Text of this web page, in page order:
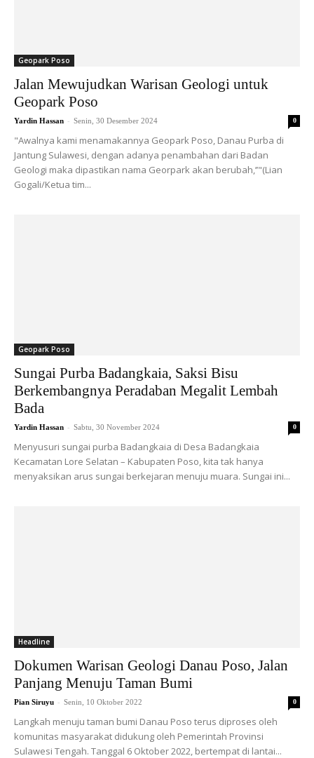
Geopark Poso
Jalan Mewujudkan Warisan Geologi untuk
Geopark Poso
Yardin Hassan - Senin, 30 Desember 2024 0
"Awalnya kami menamakannya Geopark Poso, Danau Purba di
Jantung Sulawesi, dengan adanya penambahan dari Badan
Geologi maka dipastikan nama Georpark akan berubah,’’"(Lian
Gogali/Ketua tim...
Geopark Poso
Sungai Purba Badangkaia, Saksi Bisu
Berkembangnya Peradaban Megalit Lembah
Bada
Yardin Hassan - Sabtu, 30 November 2024 0
Menyusuri sungai purba Badangkaia di Desa Badangkaia
Kecamatan Lore Selatan – Kabupaten Poso, kita tak hanya
menyaksikan arus sungai berkejaran menuju muara. Sungai ini...
Headline
Dokumen Warisan Geologi Danau Poso, Jalan
Panjang Menuju Taman Bumi
Pian Siruyu - Senin, 10 Oktober 2022 0
Langkah menuju taman bumi Danau Poso terus diproses oleh
komunitas masyarakat didukung oleh Pemerintah Provinsi
Sulawesi Tengah. Tanggal 6 Oktober 2022, bertempat di lantai...